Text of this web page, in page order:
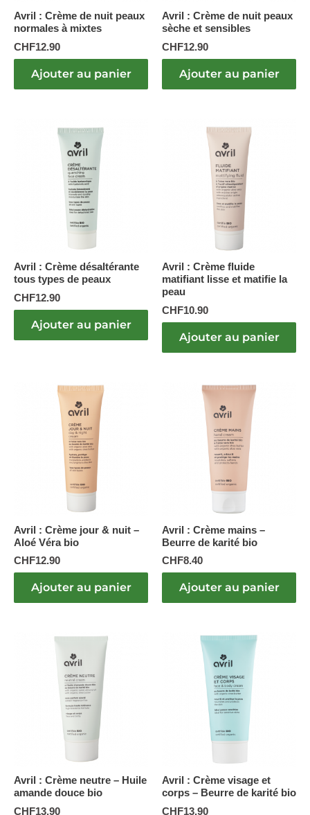
Avril : Crème de nuit peaux
normales à mixtes
CHF12.90
Ajouter au panier
Avril : Crème de nuit peaux
sèche et sensibles
CHF12.90
Ajouter au panier
Avril : Crème désaltérante
tous types de peaux
CHF12.90
Ajouter au panier
Avril : Crème fluide
matifiant lisse et matifie la
peau
CHF10.90
Ajouter au panier
Avril : Crème jour & nuit –
Aloé Véra bio
CHF12.90
Ajouter au panier
Avril : Crème mains –
Beurre de karité bio
CHF8.40
Ajouter au panier
Avril : Crème neutre – Huile
amande douce bio
CHF13.90
Avril : Crème visage et
corps – Beurre de karité bio
CHF13.90